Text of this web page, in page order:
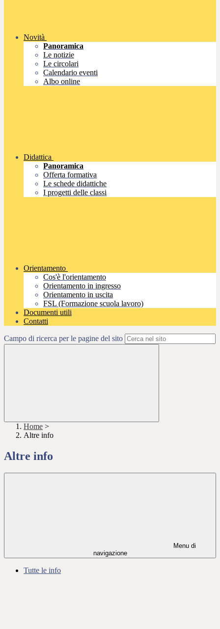
Novità
Panoramica
Le notizie
Le circolari
Calendario eventi
Albo online
Didattica
Panoramica
Offerta formativa
Le schede didattiche
I progetti delle classi
Orientamento
Cos'è l'orientamento
Orientamento in ingresso
Orientamento in uscita
FSL (Formazione scuola lavoro)
Documenti utili
Contatti
Campo di ricerca per le pagine del sito
Home >
Altre info
Altre info
Menu di
navigazione
Tutte le info